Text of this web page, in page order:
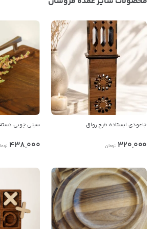
جاعودی ایستاده طرح رواق
320,000 تومان
سینی چوبی
438,000